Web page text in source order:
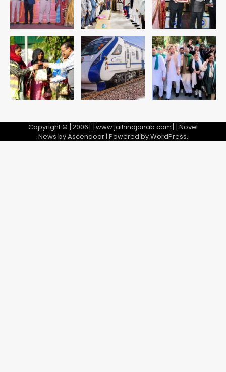
5
हिमाचल में मानसून का कहर: 145 सड़कें बंद,
224 ट्रांसफार्मर ठप, 798 करोड़ रुपये का
नुकसान
Team JHJ
Copyright © [2006] [www.jaihindjanab.com] | Novel
News byAscendoor| Powered byWordPress.